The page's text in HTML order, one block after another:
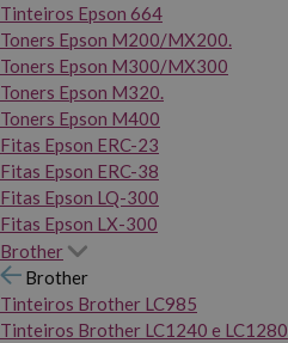
Tinteiros Epson 664
Toners Epson M200/MX200.
Toners Epson M300/MX300
Toners Epson M320.
Toners Epson M400
Fitas Epson ERC-23
Fitas Epson ERC-38
Fitas Epson LQ-300
Fitas Epson LX-300
Brother
Brother
Tinteiros Brother LC985
Tinteiros Brother LC1240 e LC1280